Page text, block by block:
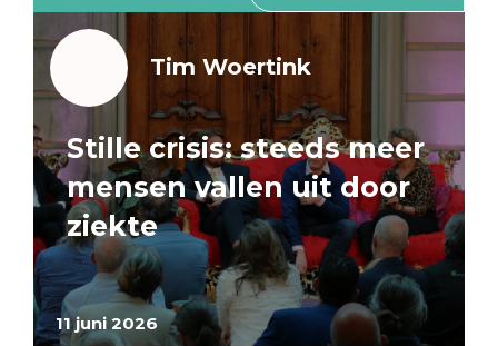
11 juni 2026
Tim Woertink
Stille crisis: steeds meer
mensen vallen uit door
ziekte